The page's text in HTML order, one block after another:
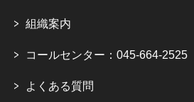
組織案内
コールセンター：045-664-2525
よくある質問